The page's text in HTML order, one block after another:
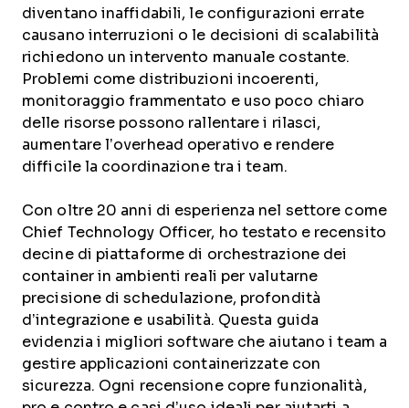
diventano inaffidabili, le configurazioni errate
causano interruzioni o le decisioni di scalabilità
richiedono un intervento manuale costante.
Problemi come distribuzioni incoerenti,
monitoraggio frammentato e uso poco chiaro
delle risorse possono rallentare i rilasci,
aumentare l’overhead operativo e rendere
difficile la coordinazione tra i team.
Con oltre 20 anni di esperienza nel settore come
Chief Technology Officer, ho testato e recensito
decine di piattaforme di orchestrazione dei
container in ambienti reali per valutarne
precisione di schedulazione, profondità
d’integrazione e usabilità. Questa guida
evidenzia i migliori software che aiutano i team a
gestire applicazioni containerizzate con
sicurezza. Ogni recensione copre funzionalità,